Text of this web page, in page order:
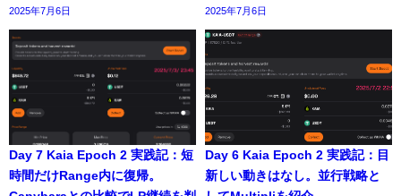
2025年7月6日 2025年7月6日
Day 7 Kaia Epoch 2 実践記：短
時間だけRange内に復帰。
Day 6 Kaia Epoch 2 実践記：目
新しい動きはなし。並行戦略と